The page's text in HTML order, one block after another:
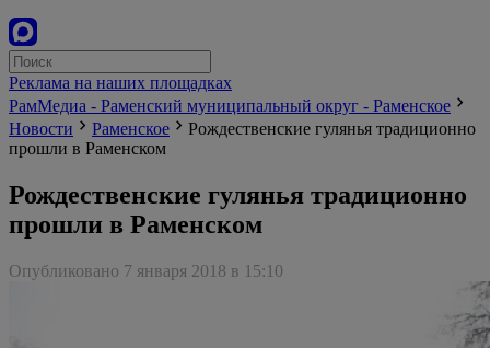
Реклама на наших площадках
РамМедиа - Раменский муниципальный округ - Раменское
Новости
Раменское
Рождественские гулянья традиционно
прошли в Раменском
Рождественские гулянья традиционно
прошли в Раменском
Опубликовано 7 января 2018 в 15:10